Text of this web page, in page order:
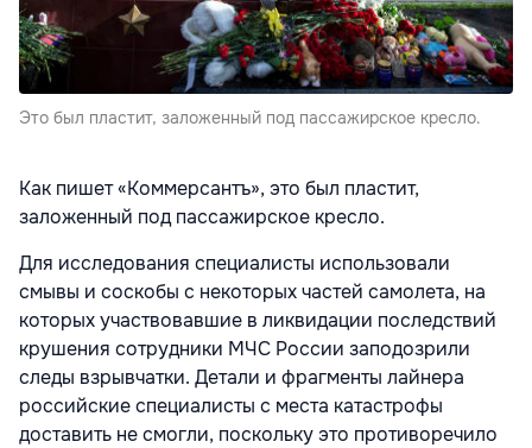
Это был пластит, заложенный под пассажирское кресло.
Как пишет «Коммерсантъ», это был пластит,
заложенный под пассажирское кресло.
Для исследования специалисты использовали
смывы и соскобы с некоторых частей самолета, на
которых участвовавшие в ликвидации последствий
крушения сотрудники МЧС России заподозрили
следы взрывчатки. Детали и фрагменты лайнера
российские специалисты с места катастрофы
доставить не смогли, поскольку это противоречило